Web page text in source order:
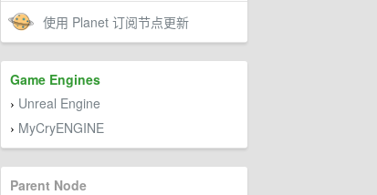
使用 Planet 订阅节点更新
Game Engines
› Unreal Engine
› MyCryENGINE
Parent Node